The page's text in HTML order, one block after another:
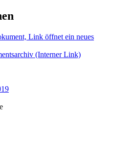
Link öffnet ein neues
(Interner Link)